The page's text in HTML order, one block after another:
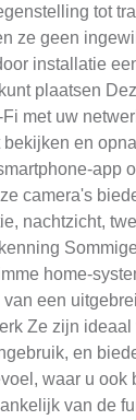
tot
ze geen
installatie
plaatsen
met uw
bekijken en
app
camera's
nachtzicht,
home-
een
Ze zijn ideaal
en
waar u ook
van de